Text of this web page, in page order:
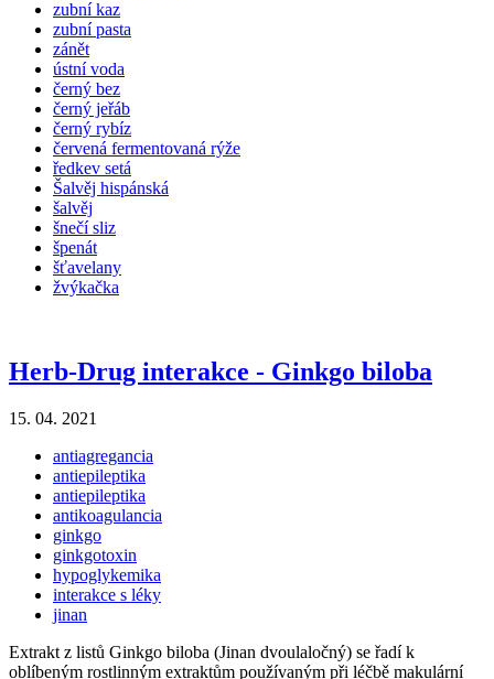
zubní kaz
zubní pasta
zánět
ústní voda
černý bez
černý jeřáb
černý rybíz
červená fermentovaná rýže
ředkev setá
Šalvěj hispánská
šalvěj
šnečí sliz
špenát
šťavelany
žvýkačka
Herb-Drug interakce - Ginkgo biloba
15. 04. 2021
antiagregancia
antiepileptika
antiepileptika
antikoagulancia
ginkgo
ginkgotoxin
hypoglykemika
interakce s léky
jinan
Extrakt z listů Ginkgo biloba (Jinan dvoulaločný) se řadí k
oblíbeným rostlinným extraktům používaným při léčbě makulární